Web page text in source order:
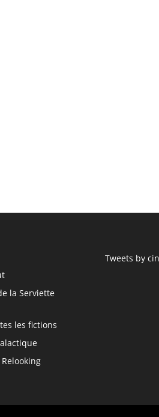
la Serviette
les fictions
Tweets by